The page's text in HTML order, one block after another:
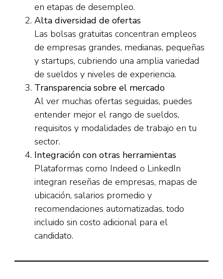
en etapas de desempleo.
Alta diversidad de ofertas
Las bolsas gratuitas concentran empleos
de empresas grandes, medianas, pequeñas
y startups, cubriendo una amplia variedad
de sueldos y niveles de experiencia.
Transparencia sobre el mercado
Al ver muchas ofertas seguidas, puedes
entender mejor el rango de sueldos,
requisitos y modalidades de trabajo en tu
sector.
Integración con otras herramientas
Plataformas como Indeed o LinkedIn
integran reseñas de empresas, mapas de
ubicación, salarios promedio y
recomendaciones automatizadas, todo
incluido sin costo adicional para el
candidato.